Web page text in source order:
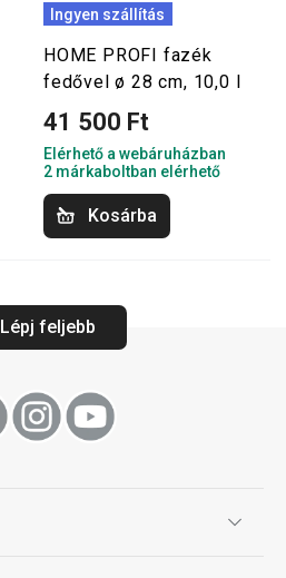
Ingyen szállítás
HOME PROFI fazék
fedővel ø 28 cm, 10,0 l
41 500 Ft
Elérhető a webáruházban
2 márkaboltban elérhető
Kosárba
Lépj feljebb